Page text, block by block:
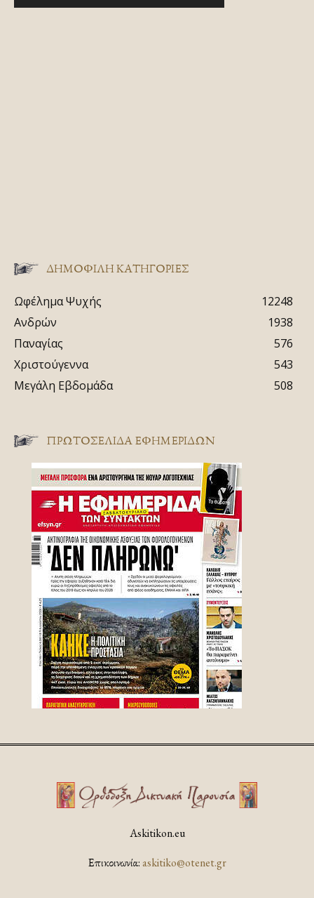
ΔΗΜΟΦΙΛΗ ΚΑΤΗΓΟΡΙΕΣ
Ωφέλημα Ψυχής
12248
Ανδρών
1938
Παναγίας
576
Χριστούγεννα
543
Μεγάλη Εβδομάδα
508
ΠΡΩΤΟΣΈΛΙΔΑ ΕΦΗΜΕΡΊΔΩΝ
Askitikon.eu
Επικοινωνία:askitiko@otenet.gr